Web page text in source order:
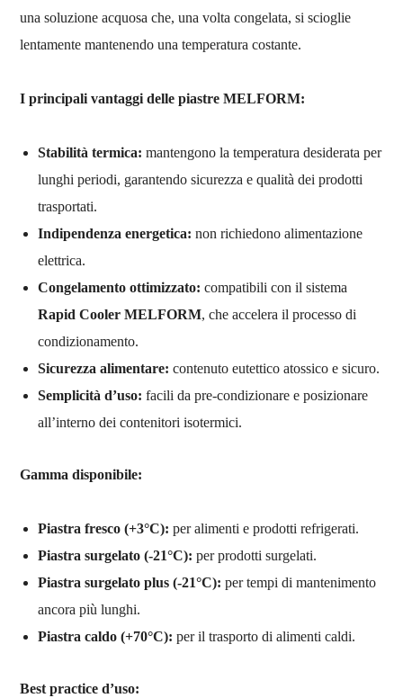
una soluzione acquosa che, una volta congelata, si scioglie
lentamente mantenendo una temperatura costante.
I principali vantaggi delle piastre MELFORM:
Stabilità termica: mantengono la temperatura desiderata per
lunghi periodi, garantendo sicurezza e qualità dei prodotti
trasportati.
Indipendenza energetica: non richiedono alimentazione
elettrica.
Congelamento ottimizzato: compatibili con il sistema
Rapid Cooler MELFORM, che accelera il processo di
condizionamento.
Sicurezza alimentare: contenuto eutettico atossico e sicuro.
Semplicità d’uso: facili da pre-condizionare e posizionare
all’interno dei contenitori isotermici.
Gamma disponibile:
Piastra fresco (+3°C): per alimenti e prodotti refrigerati.
Piastra surgelato (-21°C): per prodotti surgelati.
Piastra surgelato plus (-21°C): per tempi di mantenimento
ancora più lunghi.
Piastra caldo (+70°C): per il trasporto di alimenti caldi.
Best practice d’uso: